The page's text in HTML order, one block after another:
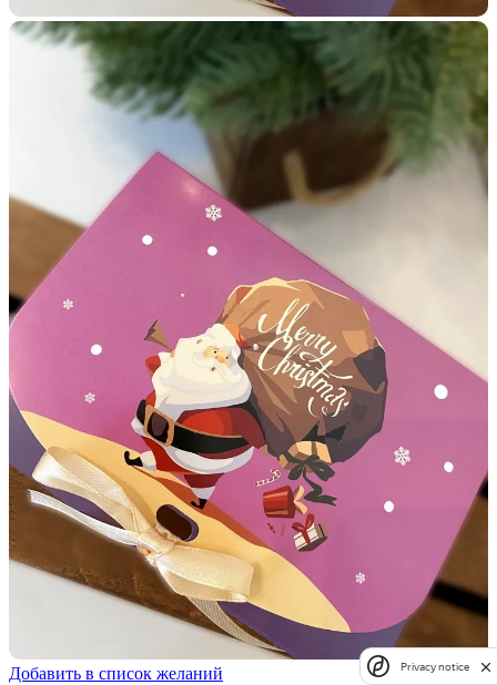
Добавить в список желаний
Privacy notice